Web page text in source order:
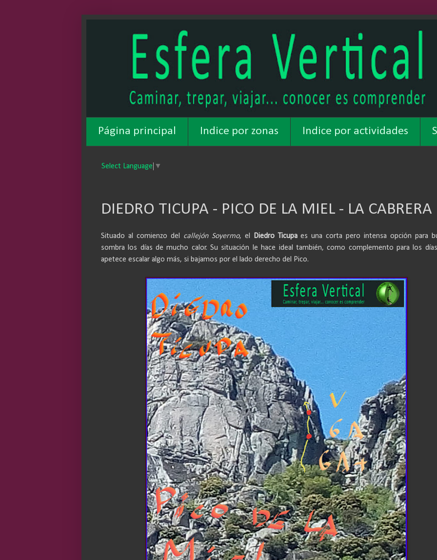
Página principal Indice por zonas Indice por actividades
Select Language ▼
DIEDRO TICUPA - PICO DE LA MIEL - LA CABRERA
Situado al comienzo del callejón Soyermo, el Diedro Ticupaes una corta pero intensa opción para
sombra los días de mucho calor. Su situación le hace ideal también, como complemento para los
apetece escalar algo más, si bajamos por el lado derecho del Pico.